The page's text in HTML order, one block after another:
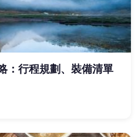
：行程規劃、裝備清單